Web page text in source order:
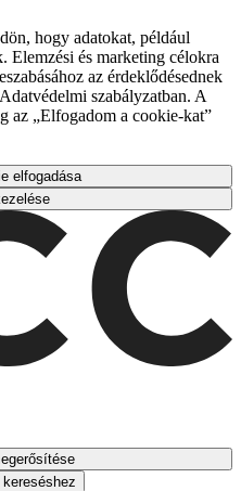
hogy adatokat, például
Elemzési és marketing célokra
az érdeklődésednek
szabályzatban. A
az „Elfogadom a cookie-kat”
elfogadása